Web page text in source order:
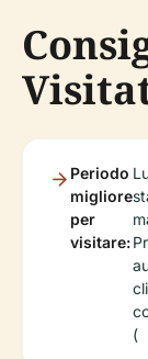
Periodo
migliore
per
visitare:
(